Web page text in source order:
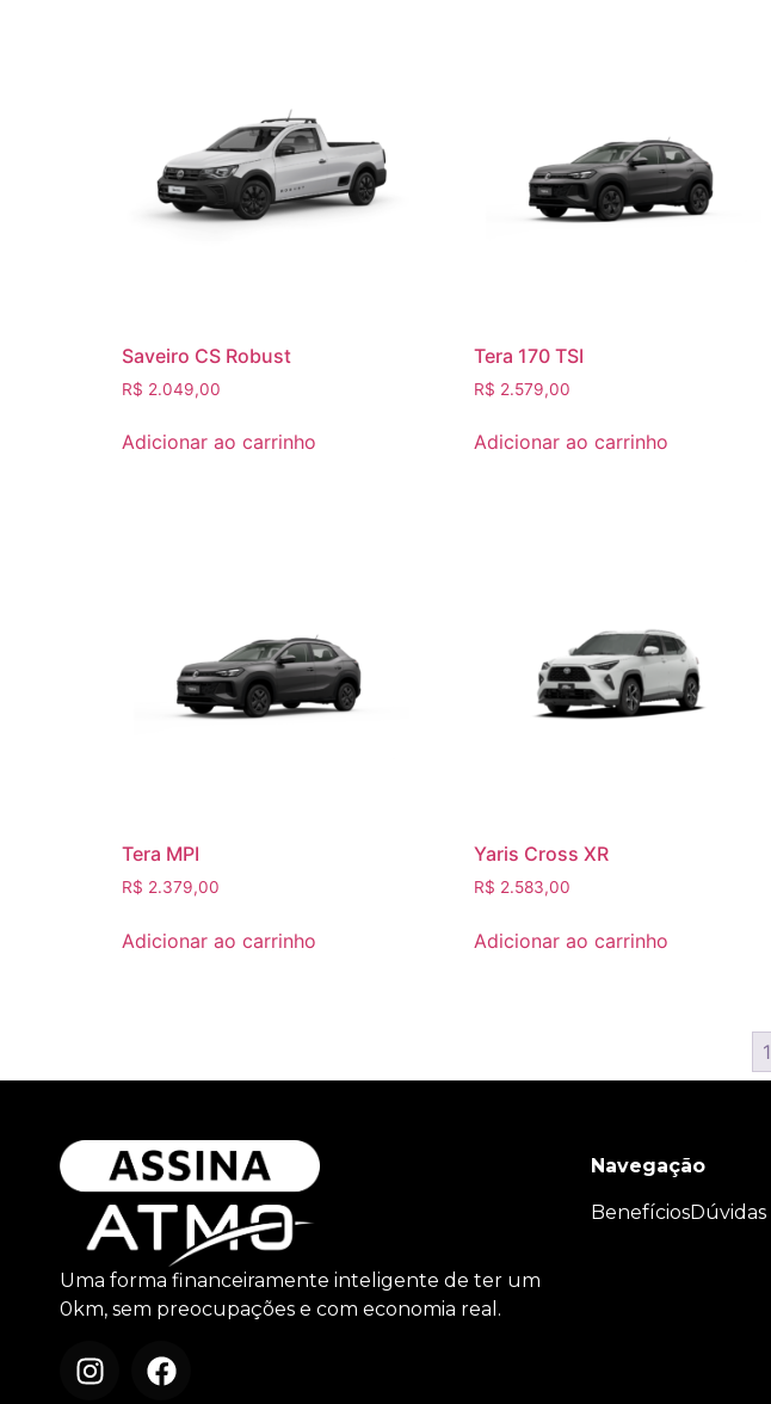
Saveiro CS Robust
R$ 2.049,00
Adicionar ao carrinho
Tera 170 TSI
R$ 2.579,00
Adicionar ao carrinho
Tera MPI
R$ 2.379,00
Adicionar ao carrinho
Yaris Cross XR
R$ 2.583,00
Adicionar ao carrinho
1
Uma forma financeiramente inteligente de ter um
0km, sem preocupações e com economia real.
Navegação
BenefíciosDúvidas